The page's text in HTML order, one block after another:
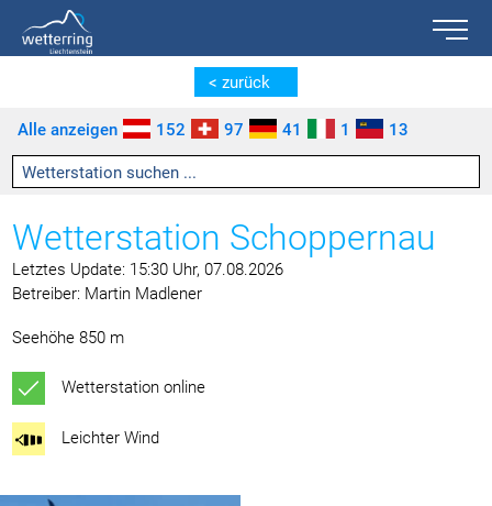
Zum Inhalt springen [AK + 0]
Zum linken senkrechten Seitenmenü springen [AK + 1]
Zum rechten senkrechten Seitenmenü springen [AK + 2]
Zu den Inhalten im Fußbereich springen [AK + 3]
Toggle
< zurück
Alle anzeigen 152 97 41 1 13
Wetterstation Schoppernau
Letztes Update: 15:30 Uhr, 07.08.2026
Betreiber: Martin Madlener
Seehöhe 850 m
Wetterstation online
Leichter Wind